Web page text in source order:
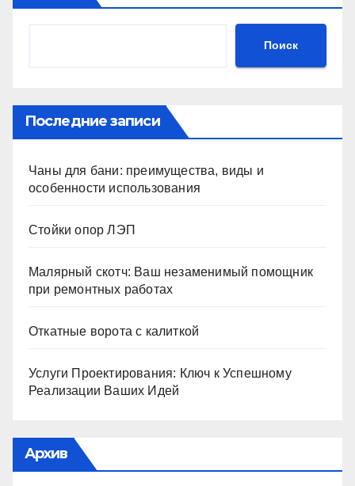
Поиск
Последние записи
Чаны для бани: преимущества, виды и
особенности использования
Стойки опор ЛЭП
Малярный скотч: Ваш незаменимый помощник
при ремонтных работах
Откатные ворота с калиткой
Услуги Проектирования: Ключ к Успешному
Реализации Ваших Идей
Архив